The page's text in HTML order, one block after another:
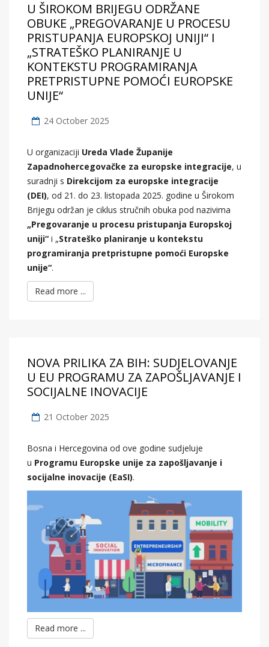
U ŠIROKOM BRIJEGU ODRŽANE
OBUKE „PREGOVARANJE U PROCESU
PRISTUPANJA EUROPSKOJ UNIJI“ I
„STRATEŠKO PLANIRANJE U
KONTEKSTU PROGRAMIRANJA
PRETPRISTUPNE POMOĆI EUROPSKE
UNIJE“
24 October 2025
U organizaciji Ureda Vlade Županije
Zapadnohercegovačke za europske integracije, u
suradnji s Direkcijom za europske integracije
(DEI), od 21. do 23. listopada 2025. godine u Širokom
Brijegu održan je ciklus stručnih obuka pod nazivima
„Pregovaranje u procesu pristupanja Europskoj
uniji“ i „Strateško planiranje u kontekstu
programiranja pretpristupne pomoći Europske
unije“.
Read more ...
NOVA PRILIKA ZA BIH: SUDJELOVANJE
U EU PROGRAMU ZA ZAPOŠLJAVANJE I
SOCIJALNE INOVACIJE
21 October 2025
Bosna i Hercegovina od ove godine sudjeluje
u Programu Europske unije za zapošljavanje i
socijalne inovacije (EaSI).
Read more ...